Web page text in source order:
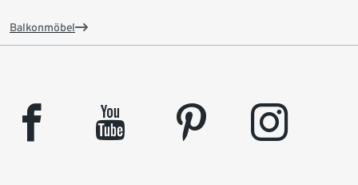
Balkonmöbel
facebook youtube pinterest instagram